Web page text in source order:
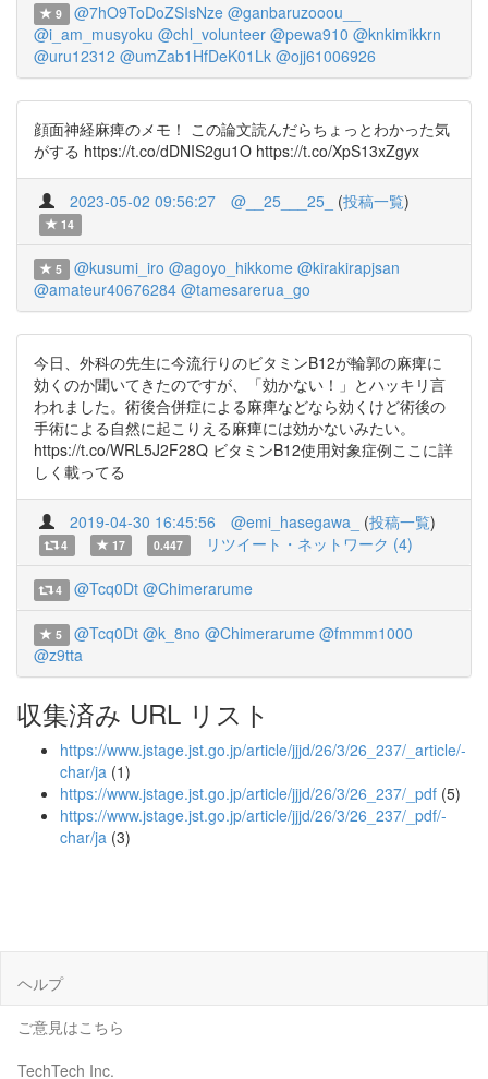
9 @7hO9ToDoZSIsNze @ganbaruzooou__
@i_am_musyoku @chl_volunteer @pewa910 @knkimikkrn
@uru12312 @umZab1HfDeK01Lk @ojj61006926
顔面神経麻痺のメモ！ この論文読んだらちょっとわかった気
がする https://t.co/dDNIS2gu1O https://t.co/XpS13xZgyx
2023-05-02 09:56:27 @__25___25_ (投稿一覧)
14
5 @kusumi_iro @agoyo_hikkome @kirakirapjsan
@amateur40676284 @tamesarerua_go
今日、外科の先生に今流行りのビタミンB12が輪郭の麻痺に
効くのか聞いてきたのですが、「効かない！」とハッキリ言
われました。術後合併症による麻痺などなら効くけど術後の
手術による自然に起こりえる麻痺には効かないみたい。
https://t.co/WRL5J2F28Q ビタミンB12使用対象症例ここに詳
しく載ってる
2019-04-30 16:45:56 @emi_hasegawa_ (投稿一覧)
4 17 0.447 リツイート・ネットワーク (4)
4 @Tcq0Dt @Chimerarume
5 @Tcq0Dt @k_8no @Chimerarume @fmmm1000
@z9tta
収集済み URL リスト
https://www.jstage.jst.go.jp/article/jjjd/26/3/26_237/_article/-
char/ja (1)
https://www.jstage.jst.go.jp/article/jjjd/26/3/26_237/_pdf (5)
https://www.jstage.jst.go.jp/article/jjjd/26/3/26_237/_pdf/-
char/ja (3)
ヘルプ
ご意見はこちら
TechTech Inc.